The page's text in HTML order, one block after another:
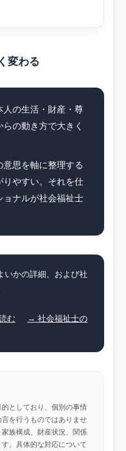
変わる
人の生活・財産・尊
の動き方で大きく
思を軸に整理する
りやすい。それを仕
ナルが社会福祉士
いかの詳細、および社
む
→ 社会福祉士の
としており、個別の事情
を行うものではありませ
族構成、財産状況、関係
。具体的な対応について